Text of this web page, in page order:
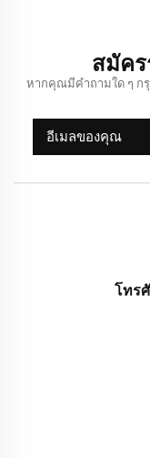
สมัคร
หากคุณมีคำถามใด ๆ กรุ
โทร